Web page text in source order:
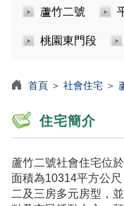
蘆竹二號
桃園東門段
首頁 ＞ 社會住宅 ＞
住宅簡介
蘆竹二號社會住宅位
面積為10314平方公尺
二及三房多元房型，